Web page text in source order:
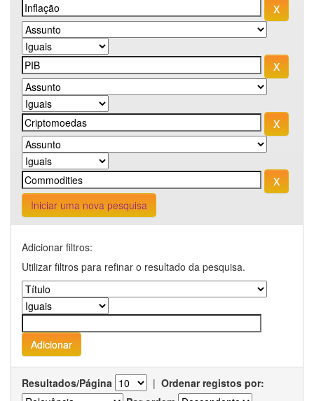
Iniciar uma nova pesquisa
Adicionar filtros:
Utilizar filtros para refinar o resultado da pesquisa.
Resultados/Página | Ordenar registos por: